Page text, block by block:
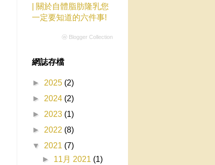
| 關於自體脂肪隆乳您
一定要知道的六件事!
ⓦ Blogger Collection
網誌存檔
► 2025 (2)
► 2024 (2)
► 2023 (1)
► 2022 (8)
▼ 2021 (7)
► 11月 2021 (1)